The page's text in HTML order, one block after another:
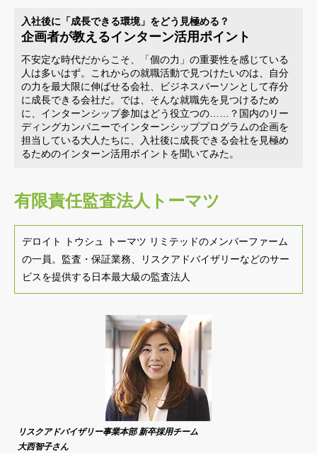
入社後に「成長できる環境」をどう見極める？
企画者が教えるインターン活用ポイント
不安定な時代だからこそ、「個の力」の重要性を感じている
人は多いはず。これからの就職活動で見つけたいのは、自分
の力を最大限に伸ばせる会社、ビジネスパーソンとして存分
に成長できる会社だ。では、そんな就職先を見つけるため
に、インターンシップ参加はどう役立つの……？国内のリー
ディングカンパニーでインターンシッププログラムの企画を
担当している大人たちに、入社後に成長できる会社を見極め
るためのインターン活用ポイントを聞いてみた。
有限責任監査法人トーマツ
デロイト トウシュ トーマツ リミテッドのメンバーファーム
の一員。監査・保証業務、リスクアドバイザリーなどのサー
ビスを提供する日本最大級の監査法人
リスクアドバイザリー事業本部 新卒採用チーム
大西智子さん